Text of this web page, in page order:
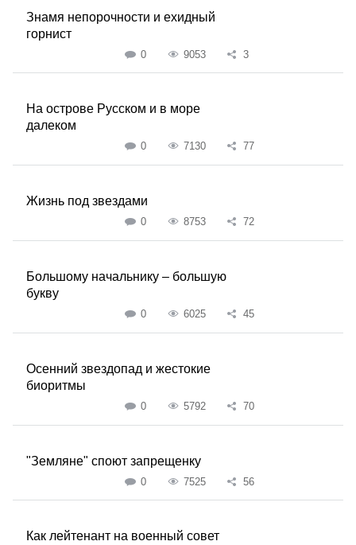
Знамя непорочности и ехидный
горнист
0 9053 3
На острове Русском и в море
далеком
0 7130 77
Жизнь под звездами
0 8753 72
Большому начальнику – большую
букву
0 6025 45
Осенний звездопад и жестокие
биоритмы
0 5792 70
"Земляне" споют запрещенку
0 7525 56
Как лейтенант на военный совет